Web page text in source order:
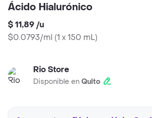
Ácido Hialurónico
$ 11,89 /u
$0.0793/ml (1 x 150 mL)
Rio Store
Disponible en Quito